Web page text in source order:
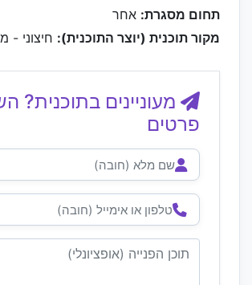
תחום מסגרת: אחר
מקור תוכנית (יוצר התוכנית): חיצוני -
מעוניינים בתוכנית?
פרטים